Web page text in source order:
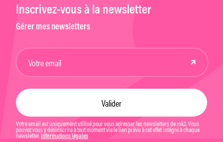
Inscrivez-vous à la newsletter
Gérer mes newsletters
Votre email est uniquement utilisé pour vous adresser les newsletters de mk2. Vous
pouvez vous y désinscrire à tout moment via le lien prévu à cet effet intégré à chaque
newsletter. Informations légales